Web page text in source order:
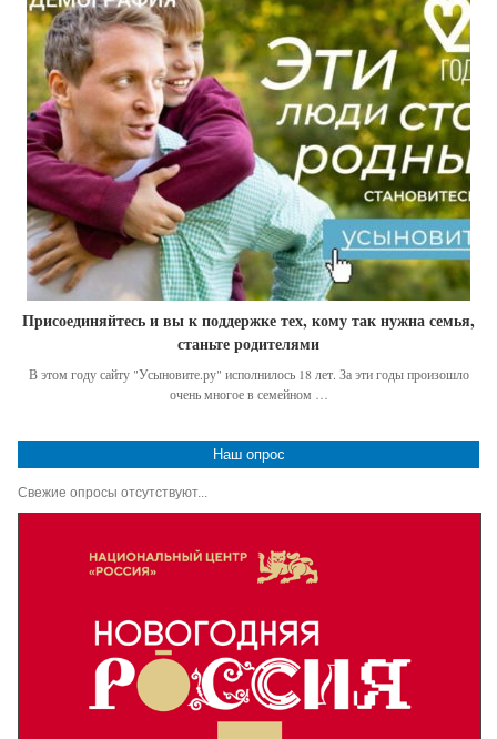
Присоединяйтесь и вы к поддержке тех, кому так нужна семья,
станьте родителями
В этом году сайту "Усыновите.ру" исполнилось 18 лет. За эти годы произошло
очень многое в семейном …
Наш опрос
Свежие опросы отсутствуют...